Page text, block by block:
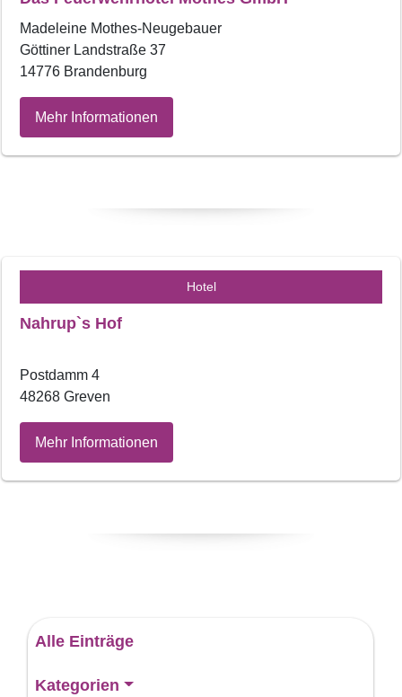
Madeleine Mothes-Neugebauer
Göttiner Landstraße 37
14776 Brandenburg
Mehr Informationen
Hotel
Nahrup`s Hof
Postdamm 4
48268 Greven
Mehr Informationen
Alle Einträge
Kategorien